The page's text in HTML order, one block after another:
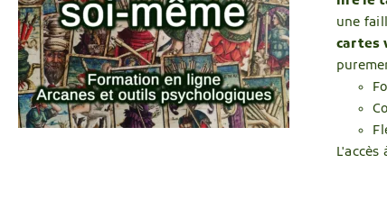
une
cartes